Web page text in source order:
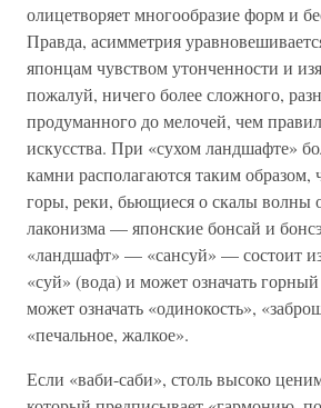
олицетворяет многообразие форм и
Правда, асимметрия
японцам чувством утонченности и
пожалуй, ничего более сложного,
продуманного до мелочей, чем
искусства. При «сухом ландшафте»
камни располагаются таким
горы, реки, бьющиеся о скалы волны
лаконизма — японские бонсай и
«ландшафт» — «сансуй» — состоит
«суй» (вода) и может означать
может означать «одинокость»,
«печальное, жалкое».
Если «ваби-саби», столь высоко